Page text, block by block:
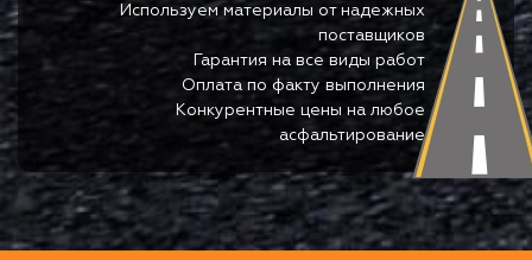
Используем материалы от надежных
поставщиков
Гарантия на все виды работ
Оплата по факту выполнения
Конкурентные цены на любое
асфальтирование